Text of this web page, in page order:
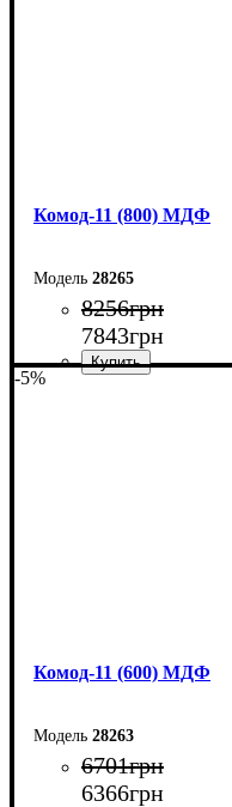
Комод-11 (800) МДФ
28265
8256грн
7843грн
-5%
Комод-11 (600) МДФ
28263
6701грн
6366грн